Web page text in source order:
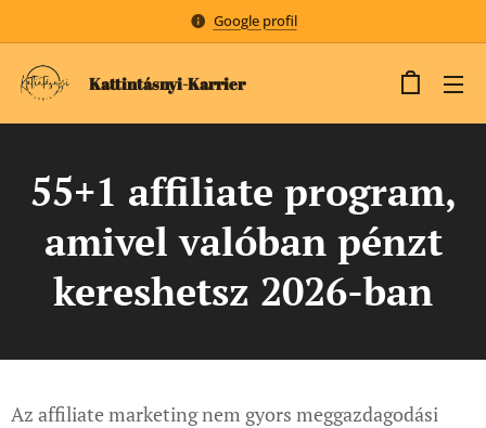
Google profil
Kattintásnyi-Karrier
55+1 affiliate program,
amivel valóban pénzt
kereshetsz 2026-ban
Az affiliate marketing nem gyors meggazdagodási